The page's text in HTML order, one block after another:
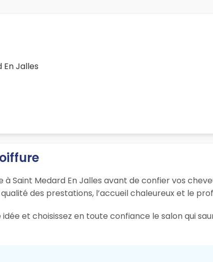
En Jalles
Saint Medard En Jalles avant de confier vos
des prestations, l’accueil chaleureux et le
et choisissez en toute confiance le salon qui